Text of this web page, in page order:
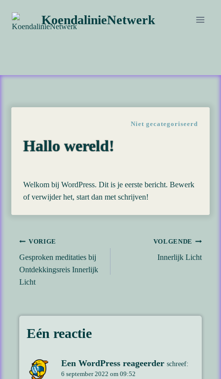
naar
inhoud
KoendalinieNetwerk
Niet gecategoriseerd
Hallo wereld!
Welkom bij WordPress. Dit is je eerste bericht. Bewerk
of verwijder het, start dan met schrijven!
Bericht
navigatie
VORIGE
Gesproken meditaties bij
Ontdekkingsreis Innerlijk
Licht
VOLGENDE
Innerlijk Licht
Eén reactie
Een WordPress reageerder schreef:
6 september 2022 om 09:52